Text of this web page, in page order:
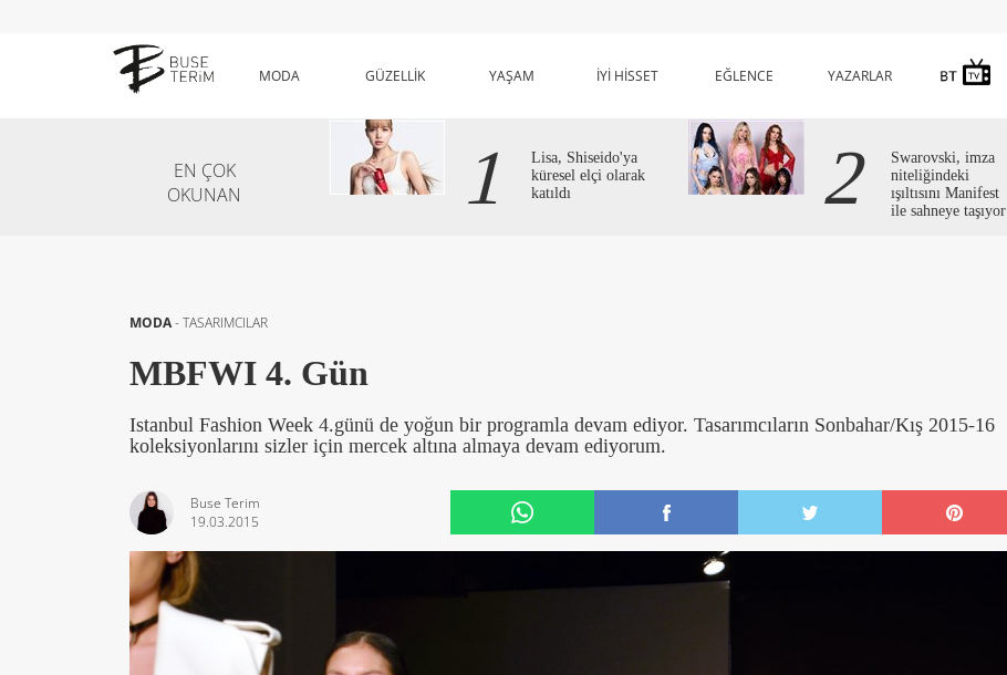
MODA GÜZELLİK YAŞAM İYİ HİSSET EĞLENCE YAZARLAR
EN ÇOK
OKUNAN
1
Lisa, Shiseido'ya
küresel elçi olarak
katıldı
2
Swarovski, imza
niteliğindeki
ışıltısını Manifest
ile sahneye taşıyor
MODA-TASARIMCILAR
MBFWI 4. Gün
Istanbul Fashion Week 4.günü de yoğun bir programla devam ediyor. Tasarımcıların Sonbahar/Kış 2015-16
koleksiyonlarını sizler için mercek altına almaya devam ediyorum.
Buse Terim
19.03.2015